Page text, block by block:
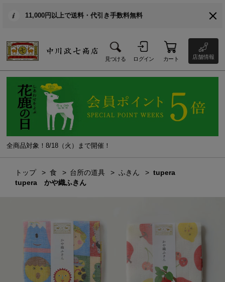
11,000円以上で送料・代引き手数料無料
見つける ログイン カート 店舗情報
全商品対象！8/18（火）まで開催！
トップ 食 台所の道具 ふきん
tupera
tupera かや織ふきん